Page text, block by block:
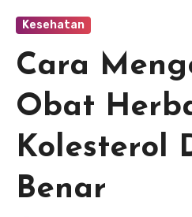
Kesehatan
Cara
Obat
Kolesterol
Benar